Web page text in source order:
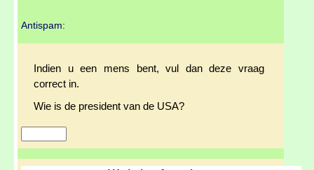
Antispam:
Indien u een mens bent, vul dan deze vraag
correct in.
Wie is de president van de USA?